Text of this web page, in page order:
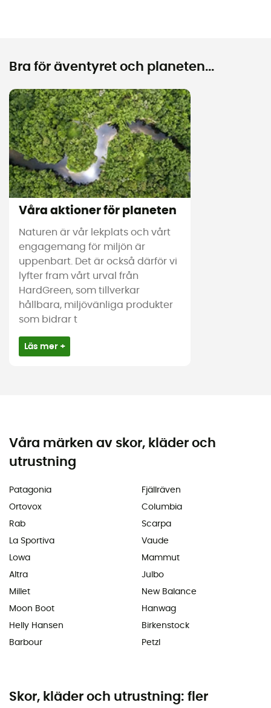
Bra för äventyret och planeten...
Våra aktioner för planeten
Naturen är vår lekplats och vårt
engagemang för miljön är
uppenbart. Det är också därför vi
lyfter fram vårt urval från
HardGreen, som tillverkar
hållbara, miljövänliga produkter
som bidrar t
Läs mer +
Våra märken av skor, kläder och
utrustning
Patagonia
Ortovox
Rab
La Sportiva
Lowa
Altra
Millet
Moon Boot
Helly Hansen
Barbour
Fjällräven
Columbia
Scarpa
Vaude
Mammut
Julbo
New Balance
Hanwag
Birkenstock
Petzl
Skor, kläder och utrustning: fler